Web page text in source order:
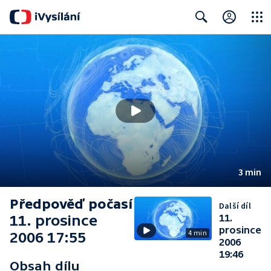
3 min
Předpověď počasí
11. prosince
2006 17:55
Obsah dílu
4 min
Další díl
11.
prosince
2006
19:46